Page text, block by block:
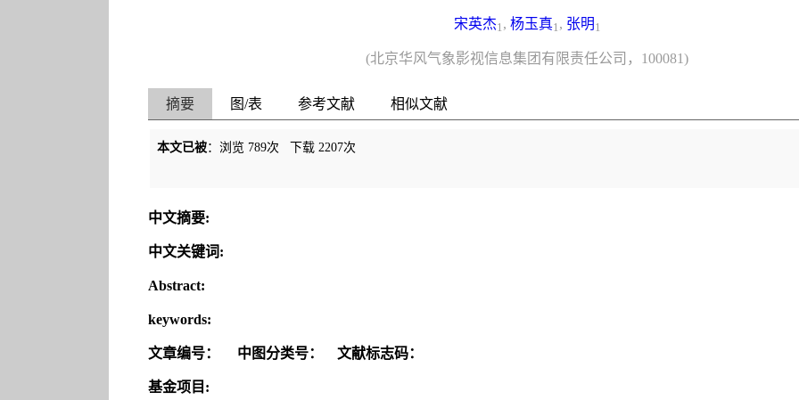
宋英杰1, 杨玉真1, 张明 1
(北京华风气象影视信息集团有限责任公司，100081)
摘要 图/表 参考文献 相似文献
本文已被：浏览 789次 下载 2207次
中文摘要:
中文关键词:
Abstract:
keywords:
文章编号： 中图分类号： 文献标志码：
基金项目: